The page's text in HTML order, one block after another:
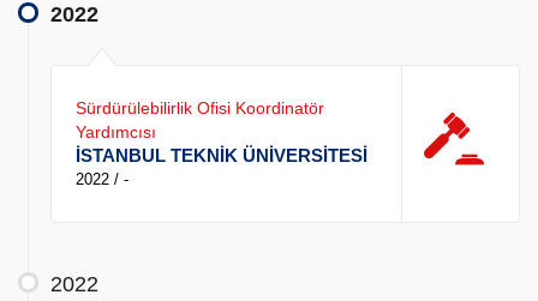
2022
Sürdürülebilirlik Ofisi Koordinatör
Yardımcısı
İSTANBUL TEKNİK ÜNİVERSİTESİ
2022 / -
2022